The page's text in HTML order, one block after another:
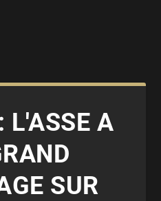
L'ASSE A
SUR